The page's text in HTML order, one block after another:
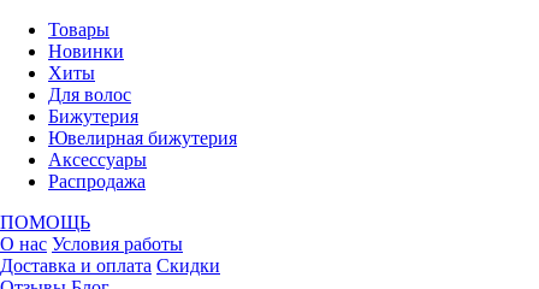
Товары
Новинки
Хиты
Для волос
Бижутерия
Ювелирная бижутерия
Аксессуары
Распродажа
ПОМОЩЬ
О нас Условия работы
Доставка и оплата Скидки